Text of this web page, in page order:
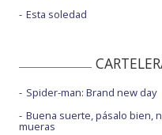
Esta soledad
Spider-man: Brand new day
Buena suerte, pásalo bien,
mueras